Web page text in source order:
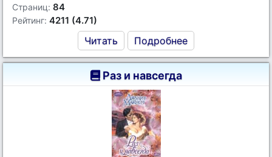
Страниц: 84
Рейтинг: 4211 (4.71)
Читать Подробнее
Раз и навсегда